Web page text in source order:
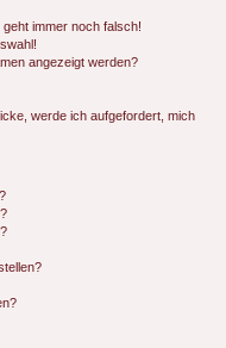
immer noch falsch!
angezeigt werden?
werde ich aufgefordert, mich